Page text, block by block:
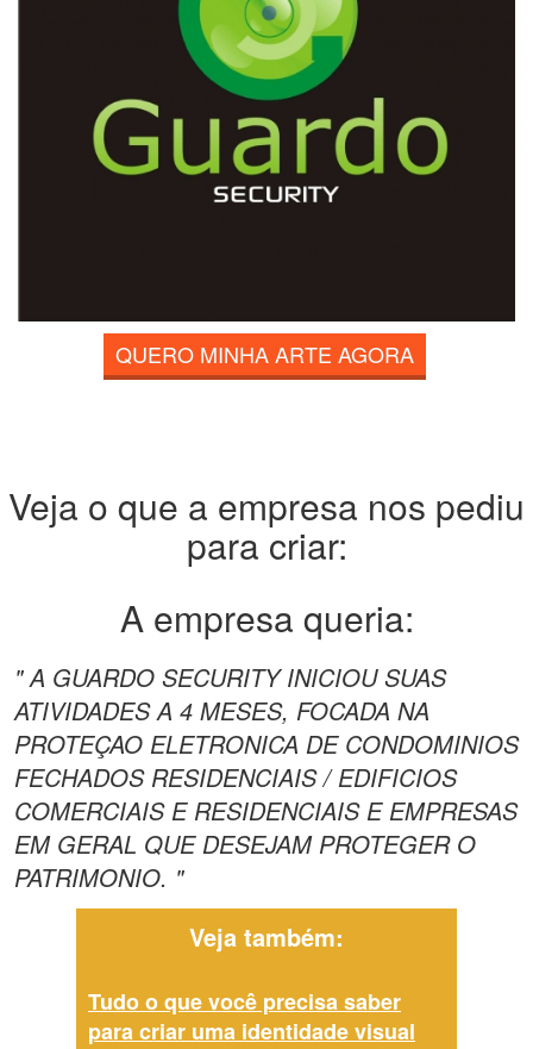
QUERO MINHA ARTE AGORA
Veja o que a empresa nos pediu
para criar:
A empresa queria:
" A GUARDO SECURITY INICIOU SUAS
ATIVIDADES A 4 MESES, FOCADA NA
PROTEÇAO ELETRONICA DE CONDOMINIOS
FECHADOS RESIDENCIAIS / EDIFICIOS
COMERCIAIS E RESIDENCIAIS E EMPRESAS
EM GERAL QUE DESEJAM PROTEGER O
PATRIMONIO. "
Veja também:
Tudo o que você precisa saber
para criar uma identidade visual